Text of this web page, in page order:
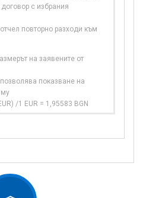
с избрания
повторно разходи към
на заявените от
показване на
му
/1 EUR = 1,95583 BGN